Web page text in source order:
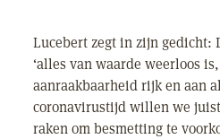
Lucebert zegt in zijn gedicht:
‘alles van waarde weerloos
aanraakbaarheid rijk en aan
coronavirustijd willen we
raken om besmetting te